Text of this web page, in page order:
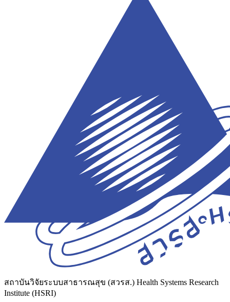
สถาบันวิจัยระบบสาธารณสุข (สวรส.) Health Systems Research
Institute (HSRI)